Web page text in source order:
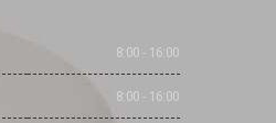
8:00 - 16:00
8:00 - 16:00